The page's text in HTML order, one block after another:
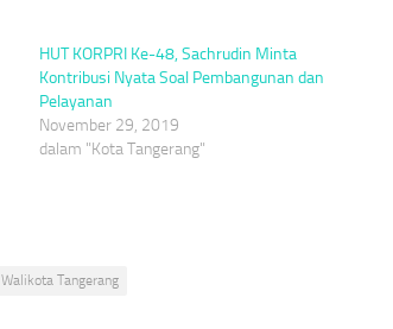
HUT KORPRI Ke-48, Sachrudin Minta
Kontribusi Nyata Soal Pembangunan dan
Pelayanan
November 29, 2019
dalam "Kota Tangerang"
Walikota Tangerang